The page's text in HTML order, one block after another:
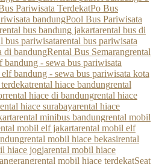
Pariwisata TerdekatPo Bus
bandungPool Bus Pariwisata
rental bus bandung jakartarental bus di
bus pariwisatarental bus pariwisata
di bandungRental Bus Semarangrental
bandung - sewa bus pariwisata
bandung - sewa bus pariwisata kota
rental hiace bandungrental
rental hiace di bandungrental hiace
hiace surabayarental hiace
rental minibus bandungrental mobil
mobil elf jakartarental mobil elf
rental mobil hiace bekasirental
hiace jogjarental mobil hiace
rental mobil hiace terdekatSeat